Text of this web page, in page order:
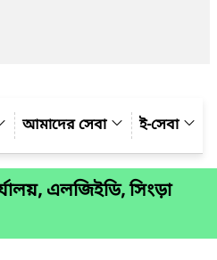
আমাদের সেবা ই-সেবা
এলজিইডি, সিংড়া